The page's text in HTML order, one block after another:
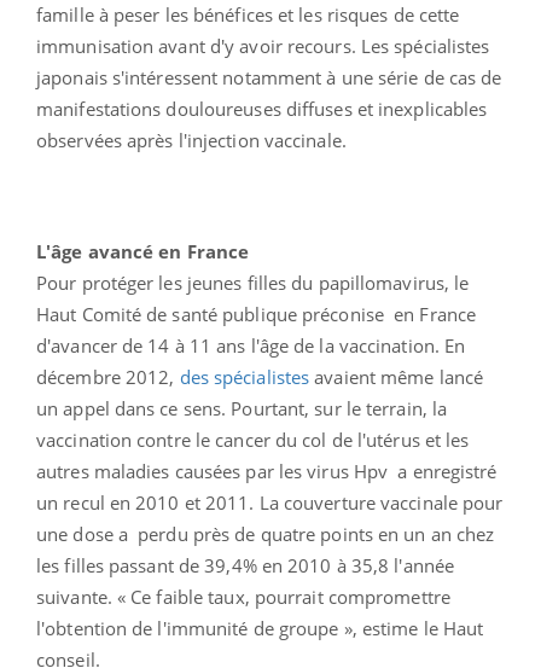
famille à peser les bénéfices et les risques de cette
immunisation avant d'y avoir recours. Les spécialistes
japonais s'intéressent notamment à une série de cas de
manifestations douloureuses diffuses et inexplicables
observées après l'injection vaccinale.
L'âge avancé en France
Pour protéger les jeunes filles du papillomavirus, le
Haut Comité de santé publique préconise en France
d'avancer de 14 à 11 ans l'âge de la vaccination. En
décembre 2012, des spécialistes avaient même lancé
un appel dans ce sens. Pourtant, sur le terrain, la
vaccination contre le cancer du col de l'utérus et les
autres maladies causées par les virus Hpv a enregistré
un recul en 2010 et 2011. La couverture vaccinale pour
une dose a perdu près de quatre points en un an chez
les filles passant de 39,4% en 2010 à 35,8 l'année
suivante. « Ce faible taux, pourrait compromettre
l'obtention de l'immunité de groupe », estime le Haut
conseil.